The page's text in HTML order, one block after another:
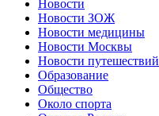
Новости
Новости ЗОЖ
Новости медицины
Новости Москвы
Новости путешествий
Образование
Общество
Около спорта